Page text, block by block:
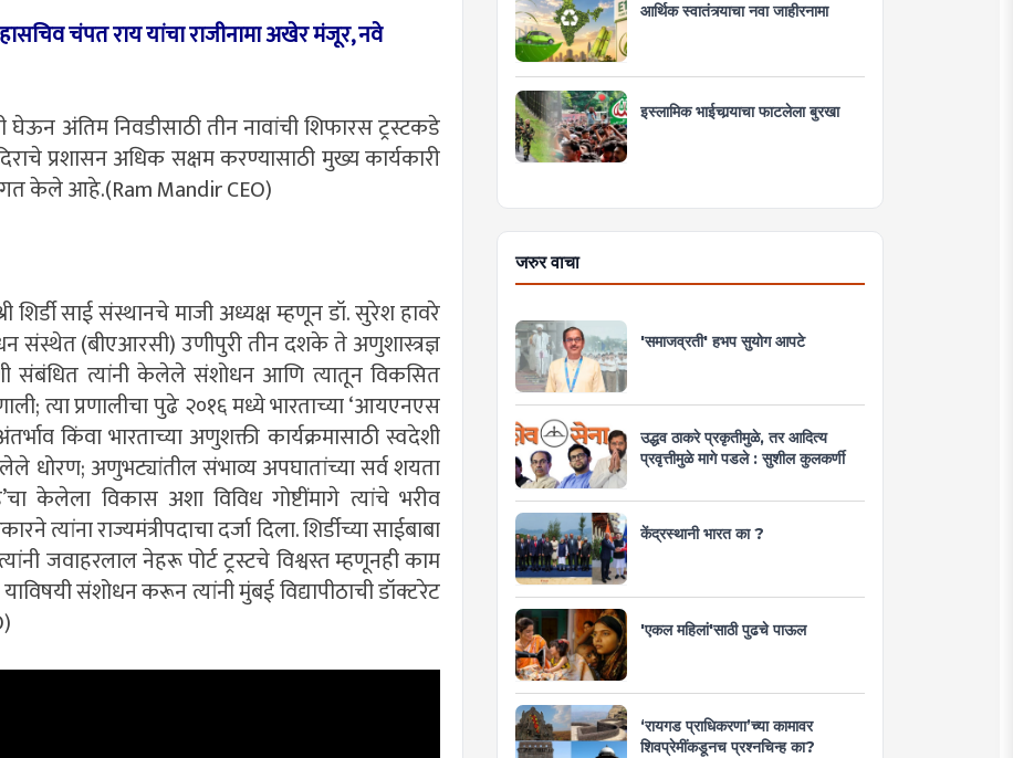
चंपत राय यांचा राजीनामा अखेर मंजूर, नवे
अंतिम निवडीसाठी तीन नावांची शिफारस ट्रस्टकडे
प्रशासन अधिक सक्षम करण्यासाठी मुख्य कार्यकारी
केले आहे.(Ram Mandir CEO)
शिर्डी साई संस्थानचे माजी अध्यक्ष म्हणून डॉ. सुरेश हावरे
संस्थेत (बीएआरसी) उणीपुरी तीन दशके ते अणुशास्त्रज्ञ
संबंधित त्यांनी केलेले संशोधन आणि त्यातून विकसित
त्या प्रणालीचा पुढे २०१६ मध्ये भारताच्या ‘आयएनएस
किंवा भारताच्या अणुशक्ती कार्यक्रमासाठी स्वदेशी
धोरण; अणुभट्यांतील संभाव्य अपघातांच्या सर्व शयता
केलेला विकास अशा विविध गोष्टींमागे त्यांचे भरीव
त्यांना राज्यमंत्रीपदाचा दर्जा दिला. शिर्डीच्या साईबाबा
जवाहरलाल नेहरू पोर्ट ट्रस्टचे विश्वस्त म्हणूनही काम
संशोधन करून त्यांनी मुंबई विद्यापीठाची डॉक्टरेट
आर्थिक स्वातंत्र्याचा नवा जाहीरनामा
इस्लामिक भाईचार्‍याचा फाटलेला बुरखा
जरुर वाचा
'समाजव्रती' हभप सुयोग आपटे
उद्धव ठाकरे प्रकृतीमुळे, तर आदित्य
प्रवृत्तीमुळे मागे पडले : सुशील कुलकर्णी
केंद्रस्थानी भारत का ?
'एकल महिलां'साठी पुढचे पाऊल
‘रायगड प्राधिकरणा’च्या कामावर
शिवप्रेमींकडूनच प्रश्नचिन्ह का?